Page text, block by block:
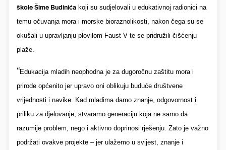
škole Šime Budinića koji su sudjelovali u edukativnoj radionici na
temu očuvanja mora i morske bioraznolikosti, nakon čega su se
okušali u upravljanju plovilom Faust V te se pridružili čišćenju
plaže.
“Edukacija mladih neophodna je za dugoročnu zaštitu mora i
prirode općenito jer upravo oni oblikuju buduće društvene
vrijednosti i navike. Kad mladima damo znanje, odgovornost i
priliku za djelovanje, stvaramo generaciju koja ne samo da
razumije problem, nego i aktivno doprinosi rješenju. Zato je važno
podržati ovakve projekte – jer ulažemo u svijest, znanje i